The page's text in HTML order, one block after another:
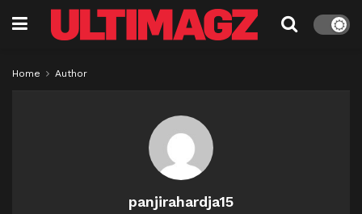
Home Author
panjirahardja15